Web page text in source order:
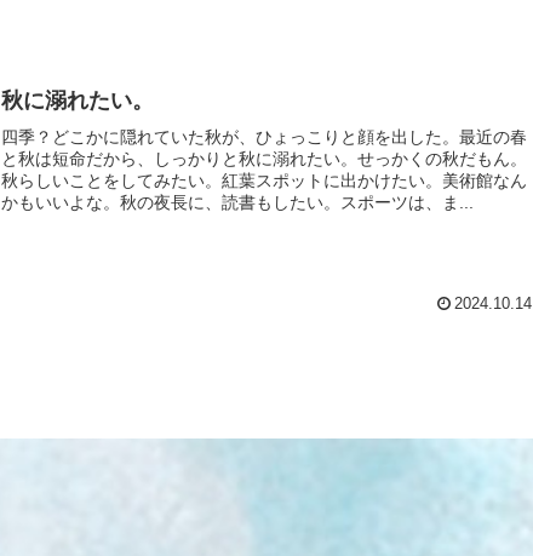
秋に溺れたい。
四季？どこかに隠れていた秋が、ひょっこりと顔を出した。最近の春
と秋は短命だから、しっかりと秋に溺れたい。せっかくの秋だもん。
秋らしいことをしてみたい。紅葉スポットに出かけたい。美術館なん
かもいいよな。秋の夜長に、読書もしたい。スポーツは、ま...
2024.10.14